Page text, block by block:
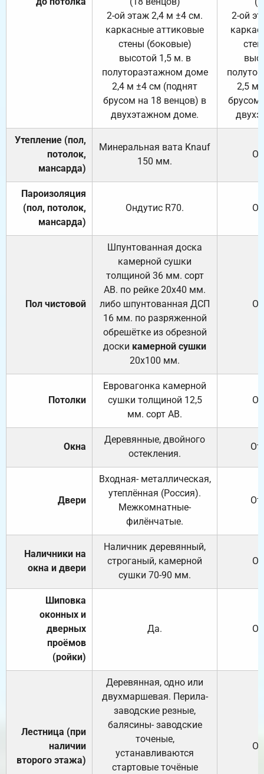
2-ой этаж 2,4 м ±4 см.
каркасные аттиковые
стены (боковые)
высотой 1,5 м. в
полутораэтажном доме
2,4 м ±4 см (поднят
брусом на 18 венцов) в
двухэтажном доме.
2-ой
2,5 м
брусом
Утепление (пол,
потолок,
мансарда)
Минеральная вата Knauf
150 мм.
Пароизоляция
(пол, потолок,
мансарда)
Ондутис R70.
Пол чистовой
Шпунтованная доска
камерной сушки
толщиной 36 мм. сорт
АВ. по рейке 20х40 мм.
либо шпунтованная ДСП
16 мм. по разряженной
обрешётке из обрезной
доски камерной сушки
20х100 мм.
Потолки
Евровагонка камерной
сушки толщиной 12,5
мм. сорт АВ.
Окна
Деревянные, двойного
остекления.
Двери
Входная- металлическая,
утеплённая (Россия).
Межкомнатные-
филёнчатые.
Наличники на
окна и двери
Наличник деревянный,
строганый, камерной
сушки 70-90 мм.
Шиповка
оконных и
дверных
проёмов
(ройки)
Да.
Лестница (при
наличии
второго этажа)
Деревянная, одно или
двухмаршевая. Перила-
заводские резные,
балясины- заводские
точеные,
устанавливаются
стартовые точёные